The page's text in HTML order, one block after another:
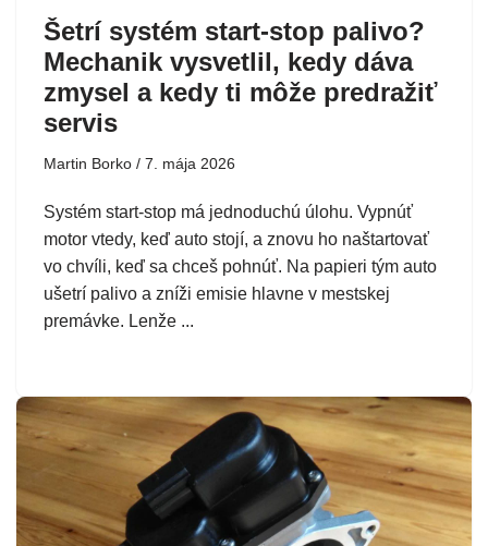
Šetrí systém start-stop palivo?
Mechanik vysvetlil, kedy dáva
zmysel a kedy ti môže predražiť
servis
Martin Borko 7. mája 2026
Systém start-stop má jednoduchú úlohu. Vypnúť
motor vtedy, keď auto stojí, a znovu ho naštartovať
vo chvíli, keď sa chceš pohnúť. Na papieri tým auto
ušetrí palivo a zníži emisie hlavne v mestskej
premávke. Lenže ...